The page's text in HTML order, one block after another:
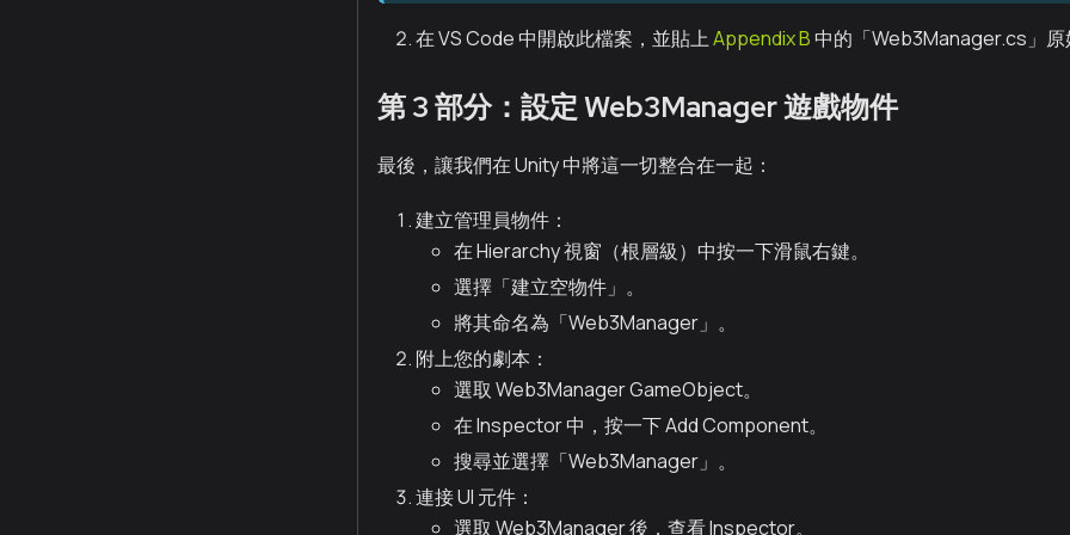
在 VS Code 中開啟此檔案，並貼上Appendix B 中的「Web3Manager.cs」原
第 3 部分：設定 Web3Manager 遊戲物件
最後，讓我們在 Unity 中將這一切整合在一起：
建立管理員物件：
在 Hierarchy 視窗（根層級）中按一下滑鼠右鍵。
選擇「建立空物件」。
將其命名為「Web3Manager」。
附上您的劇本：
選取 Web3Manager GameObject。
在 Inspector 中，按一下 Add Component。
搜尋並選擇「Web3Manager」。
連接 UI 元件：
選取 Web3Manager 後，查看 Inspector。